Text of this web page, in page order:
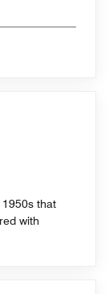
that
with